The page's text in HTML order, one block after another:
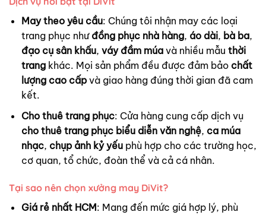
May theo yêu cầu: Chúng tôi nhận may các loại
trang phục như đồng phục nhà hàng, áo dài, bà ba,
đạo cụ sân khấu, váy đầm múavà nhiều mẫu thời
trangkhác. Mọi sản phẩm đều được đảm bảo chất
lượng cao cấpvà giao hàng đúng thời gian đã cam
kết.
Cho thuê trang phục: Cửa hàng cung cấp dịch vụ
cho thuê trang phục biểu diễn văn nghệ, ca múa
nhạc, chụp ảnh kỷ yếuphù hợp cho các trường học,
cơ quan, tổ chức, đoàn thể và cả cá nhân.
Tại sao nên chọn xưởng may DiVit?
Giá rẻ nhất HCM: Mang đến mức giá hợp lý, phù